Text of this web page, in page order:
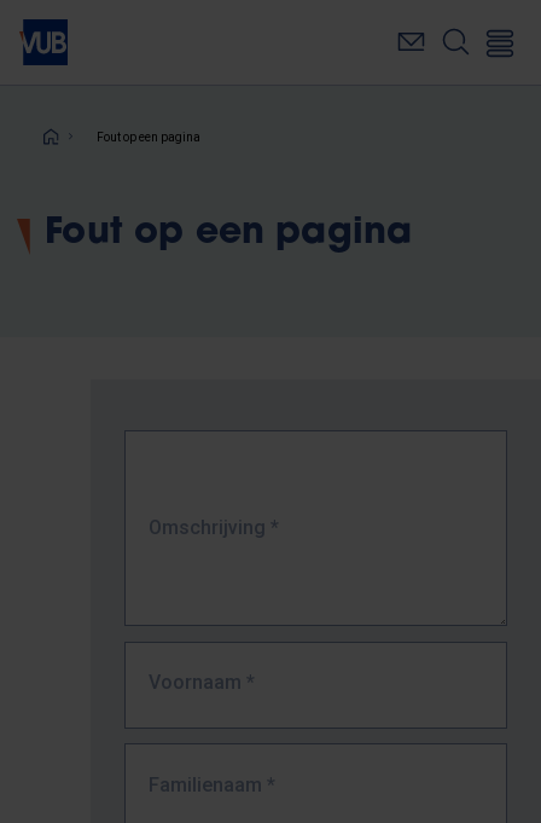
Overslaan
naar
inhoudKruimelpad
Fout op een pagina
Fout op een pagina
Omschrijving *
Voornaam *
Familienaam *